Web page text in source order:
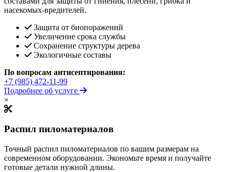
насекомых-вредителей.
Защита от биопоражений
Увеличение срока службы
Сохранение структуры дерева
Экологичные составы
По вопросам антисептирования:
+7 (985) 472-11-99
Подробнее об услуге
×
Распил пиломатериалов
Точный распил пиломатериалов по вашим размерам на
современном оборудовании. Экономьте время и получайте
готовые детали нужной длины.